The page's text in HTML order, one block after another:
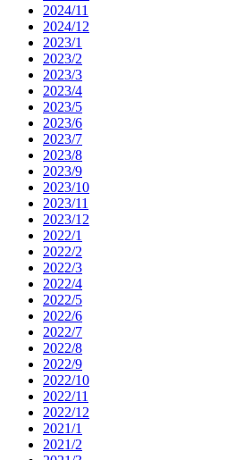
2024/11
2024/12
2023/1
2023/2
2023/3
2023/4
2023/5
2023/6
2023/7
2023/8
2023/9
2023/10
2023/11
2023/12
2022/1
2022/2
2022/3
2022/4
2022/5
2022/6
2022/7
2022/8
2022/9
2022/10
2022/11
2022/12
2021/1
2021/2